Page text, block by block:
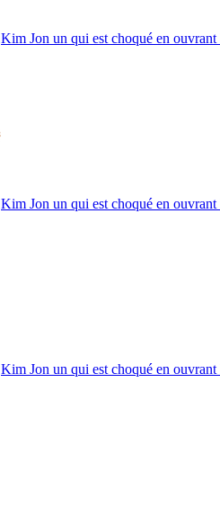
Kim Jon un qui est choqué en ouvrant
Kim Jon un qui est choqué en ouvrant
Kim Jon un qui est choqué en ouvrant